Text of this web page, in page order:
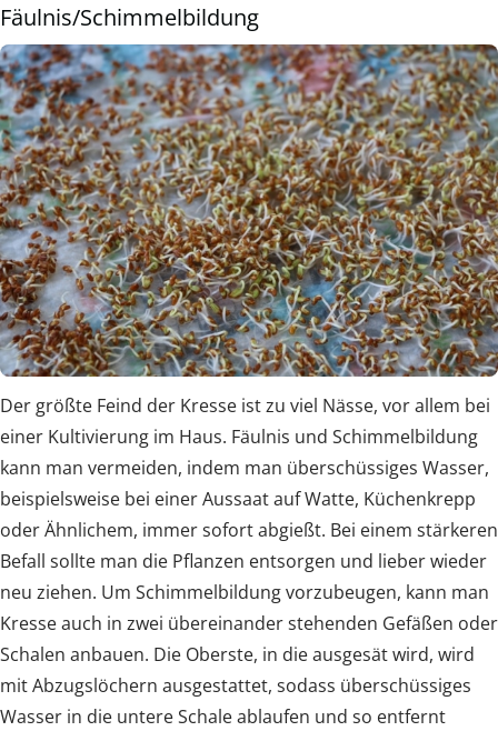
Fäulnis/Schimmelbildung
Der größte Feind der Kresse ist zu viel Nässe, vor allem bei
einer Kultivierung im Haus. Fäulnis und Schimmelbildung
kann man vermeiden, indem man überschüssiges Wasser,
beispielsweise bei einer Aussaat auf Watte, Küchenkrepp
oder Ähnlichem, immer sofort abgießt. Bei einem stärkeren
Befall sollte man die Pflanzen entsorgen und lieber wieder
neu ziehen. Um Schimmelbildung vorzubeugen, kann man
Kresse auch in zwei übereinander stehenden Gefäßen oder
Schalen anbauen. Die Oberste, in die ausgesät wird, wird
mit Abzugslöchern ausgestattet, sodass überschüssiges
Wasser in die untere Schale ablaufen und so entfernt